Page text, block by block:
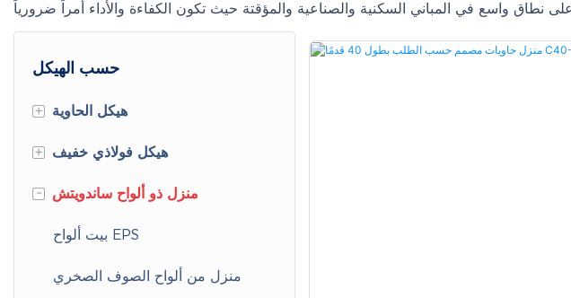
حسب الهيكل
+ هيكل الحاوية
منازل حاويات قياسية
حاويات مدمجة
+ هيكل فولاذي خفيف
منازل من الفولاذ الخفيف
المباني المعيارية الفولاذية
المباني الفولاذية الجاهزة
- منزل ذو ألواح ساندويتش
بيت ألواح EPS
منزل من ألواح الصوف الصخري